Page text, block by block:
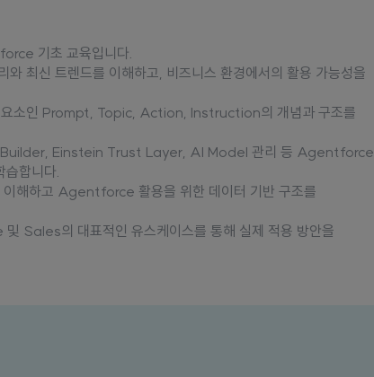
기초 교육입니다.
최신 트렌드를 이해하고, 비즈니스 환경에서의 활용 가능성을
소인 Prompt, Topic, Action, Instruction의 개념과 구조를
Einstein Trust Layer, AI Model 관리 등 Agentforce
습합니다.
해하고 Agentforce 활용을 위한 데이터 기반 구조를
Sales의 대표적인 유스케이스를 통해 실제 적용 방안을